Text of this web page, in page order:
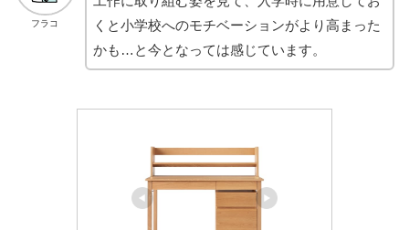
フラコ
くと小学校へのモチベーションがより高まった
かも…と今となっては感じています。